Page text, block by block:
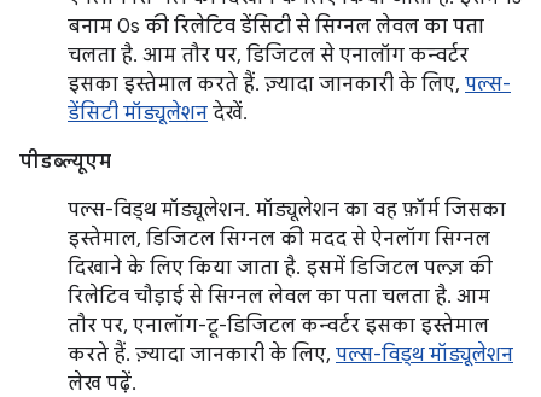
बनाम 0s की रिलेटिव डेंसिटी से सिग्नल लेवल का पता
चलता है. आम तौर पर, डिजिटल से एनालॉग कन्वर्टर
इसका इस्तेमाल करते हैं. ज़्यादा जानकारी के लिए, पल्स-
डेंसिटी मॉड्यूलेशन देखें.
पीडब्ल्यूएम
पल्स-विड्थ मॉड्यूलेशन. मॉड्यूलेशन का वह फ़ॉर्म जिसका
इस्तेमाल, डिजिटल सिग्नल की मदद से ऐनलॉग सिग्नल
दिखाने के लिए किया जाता है. इसमें डिजिटल पल्ज़ की
रिलेटिव चौड़ाई से सिग्नल लेवल का पता चलता है. आम
तौर पर, एनालॉग-टू-डिजिटल कन्वर्टर इसका इस्तेमाल
करते हैं. ज़्यादा जानकारी के लिए, पल्स-विड्थ मॉड्यूलेशन
लेख पढ़ें.